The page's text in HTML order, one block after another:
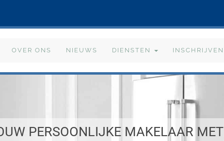
OVER ONS NIEUWS DIENSTEN INSCHRIJVEN
PERSOONLIJKE MAKELAAR MET